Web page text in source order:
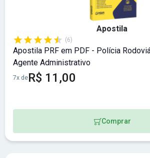
Apostila
(6)
Apostila PRF em PDF - Polícia
Agente Administrativo
7x deR$ 11,00
Comprar